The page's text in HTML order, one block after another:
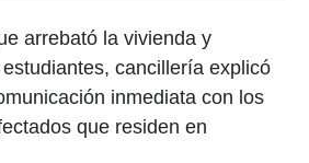
arrebató la vivienda y
cancillería explicó
inmediata con los
que residen en